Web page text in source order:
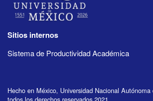
Sitios internos
Sistema de Productividad Académica
Hecho en México, Universidad Nacional